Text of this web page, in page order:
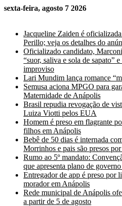
sexta-feira, agosto 7 2026
Jacqueline Zaiden é
Perillo; veja os detalhes do
Oficializado candidato,
“suor, saliva e sola de sapato”
improviso
Lari Mundim lança romance
Semusa aciona MPGO para
Maternidade de Anápolis
Brasil repudia revogação de
Luiza Viotti pelos EUA
Homem é preso em flagrante
filhos em Anápolis
Bebê de 50 dias é internada
Morrinhos e pais são presos
Rumo ao 5º mandato:
que apresenta plano de
Entregador de app é preso por
morador em Anápolis
Rede municipal de Anápolis
a partir de 5 de agosto